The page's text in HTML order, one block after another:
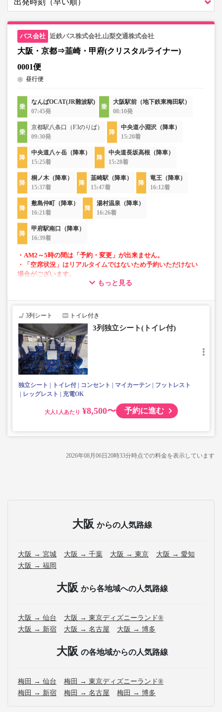
近鉄バス株式会社,山梨交通株式会社
大阪・京都⇒韮崎・甲府(クリスタルライナー)
0001便
昼行便
なんばOCAT(JR難波駅)
07:45発
大阪駅前（地下鉄東梅田駅）
08:10発
京都駅八条口（F3のりば）
09:30発
中央道小淵沢（降車）
15:20着
中央道八ヶ岳（降車）
15:25着
中央道長坂高根（降車）
15:28着
桐ノ木（降車）
15:37着
韮崎駅（降車）
15:47着
竜王（降車）
16:12着
敷島仲町（降車）
16:21着
湯村温泉（降車）
16:26着
甲府駅南口（降車）
16:39着
・AM2～5時の間は「予約・変更」が出来ません。
・「空席状況」はリアルタイムではないため予約いただけない
場合がございます。
・車両は予告なく変更となる場合がございます。これに伴い、
じめご了承ください。
もっと見る
3列シート トイレ付き
3列独立シート(トイレ付)
独立シート トイレ付 コンセント マイカーテン
フットレスト
レッグレスト
充電OK
大人 ¥8,500〜 予約に進む
2026年08月06日20時33分時点での料金を表示しています
大阪 からの人気路線
大阪 → 宮城 大阪 → 千葉 大阪 → 東京
大阪 → 愛知
大阪 → 福岡
大阪 から各地域への人気路線
大阪 → 仙台
大阪 → 東京ディズニーランド®
大阪 → 新宿
大阪 → 名古屋 大阪 → 博多
大阪 の各地域からの人気路線
梅田 → 仙台
梅田 → 東京ディズニーランド®
梅田 → 新宿
梅田 → 名古屋 梅田 → 博多